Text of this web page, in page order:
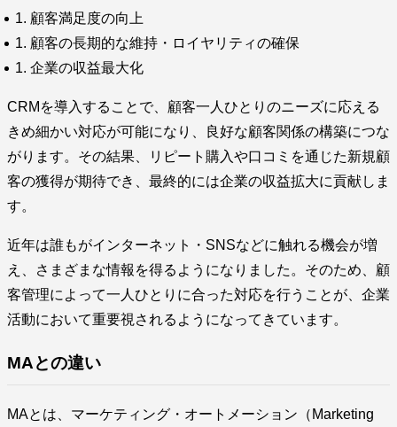
顧客満足度の向上
顧客の長期的な維持・ロイヤリティの確保
企業の収益最大化
CRMを導入することで、顧客一人ひとりのニーズに応える
きめ細かい対応が可能になり、良好な顧客関係の構築につな
がります。その結果、リピート購入や口コミを通じた新規顧
客の獲得が期待でき、最終的には企業の収益拡大に貢献しま
す。
近年は誰もがインターネット・SNSなどに触れる機会が増
え、さまざまな情報を得るようになりました。そのため、顧
客管理によって一人ひとりに合った対応を行うことが、企業
活動において重要視されるようになってきています。
MAとの違い
MAとは、マーケティング・オートメーション（Marketing